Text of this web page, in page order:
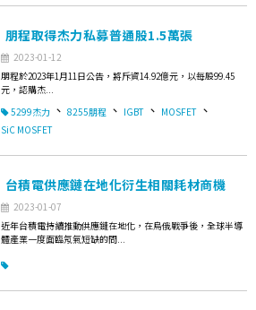
朋程取得杰力私募普通股1.5萬張
2023-01-12
朋程於2023年1月11日公告，將斥資14.92億元，以每股99.45
元，認購杰...
5299杰力 、 8255朋程 、 IGBT 、 MOSFET 、
SiC MOSFET
台積電供應鏈在地化衍生相關耗材商機
2023-01-07
近年台積電持續推動供應鏈在地化，在烏俄戰爭後，全球半導
體產業一度面臨氖氣短缺的問...